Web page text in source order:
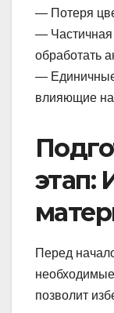
— Потеря
— Частичная
обработать
—
влияющие на
этап:
Перед
позволит